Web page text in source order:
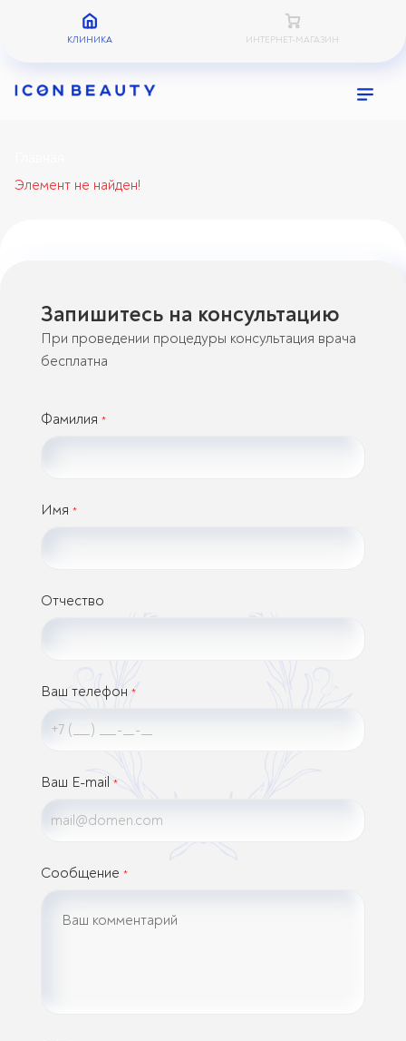
КЛИНИКА ИНТЕРНЕТ-МАГАЗИН
Элемент не найден!
Запишитесь на консультацию
При проведении процедуры консультация врача
бесплатна
Фамилия *
Имя *
Отчество
Ваш телефон *
Ваш E-mail *
Сообщение *